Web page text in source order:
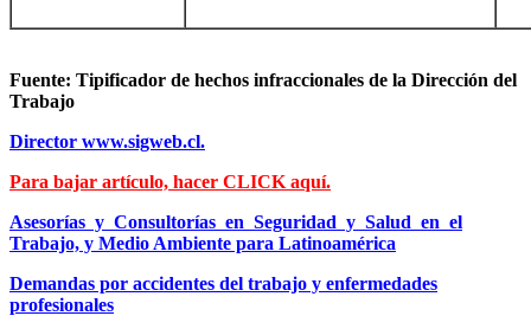
Fuente: Tipificador de hechos infraccionales de la Dirección del
Trabajo
Director www.sigweb.cl.
Para bajar artículo, hacer CLICK aquí.
Asesorías y Consultorías en Seguridad y Salud en el
Trabajo, y Medio Ambiente para Latinoamérica
Demandas por accidentes del trabajo y enfermedades
profesionales